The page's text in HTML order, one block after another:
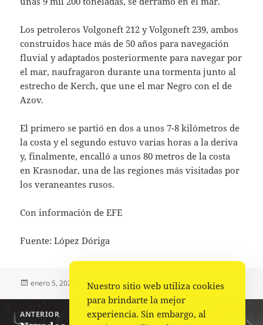
Los petroleros Volgoneft 212 y Volgoneft 239, ambos
construidos hace más de 50 años para navegación
fluvial y adaptados posteriormente para navegar por
el mar, naufragaron durante una tormenta junto al
estrecho de Kerch, que une el mar Negro con el de
Azov.
El primero se partió en dos a unos 7-8 kilómetros de
la costa y el segundo estuvo varias horas a la deriva
y, finalmente, encalló a unos 80 metros de la costa
en Krasnodar, una de las regiones más visitadas por
los veraneantes rusos.
Con información de EFE
Fuente: López Dóriga
Publicado
enero 5, 2025 Autor
La redacción Categorías
Mundo,Portada
ANTERIOR
Nuestro sitio web utiliza cookies
para brindarte la mejor
experiencia. Sin embargo, al